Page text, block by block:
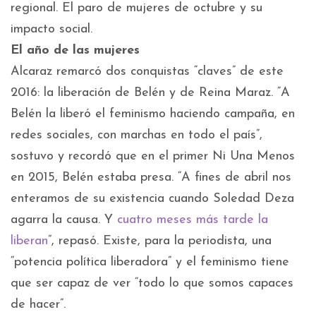
regional. El paro de mujeres de octubre y su
impacto social.
El año de las mujeres
Alcaraz remarcó dos conquistas “claves” de este
2016: la liberación de Belén y de Reina Maraz. “A
Belén la liberó el feminismo haciendo campaña, en
redes sociales, con marchas en todo el país”,
sostuvo y recordó que en el primer Ni Una Menos
en 2015, Belén estaba presa. “A fines de abril nos
enteramos de su existencia cuando Soledad Deza
agarra la causa. Y cuatro meses más tarde la
liberan”, repasó. Existe, para la periodista, una
“potencia política liberadora” y el feminismo tiene
que ser capaz de ver “todo lo que somos capaces
de hacer”.